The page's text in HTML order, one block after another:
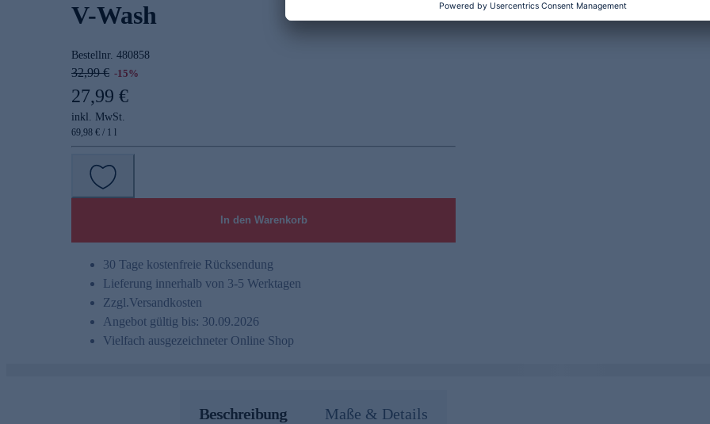
V-Wash
Bestellnr. 480858
32,99 € -15%
27,99 €
inkl. MwSt.
69,98 € / 1 l
In den Warenkorb
30 Tage kostenfreie Rücksendung
Lieferung innerhalb von 3-5 Werktagen
Zzgl.Versandkosten
Angebot gültig bis: 30.09.2026
Vielfach ausgezeichneter Online Shop
Beschreibung Maße & Details